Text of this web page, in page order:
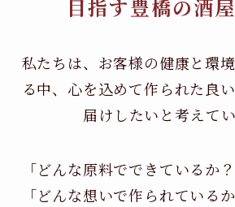
目指す豊橋の酒屋
私たちは、お客様の健康と環
る中、 心を込めて作られた良
届けしたいと考えてい
「どんな原料でできているか
「どんな想いで作られている